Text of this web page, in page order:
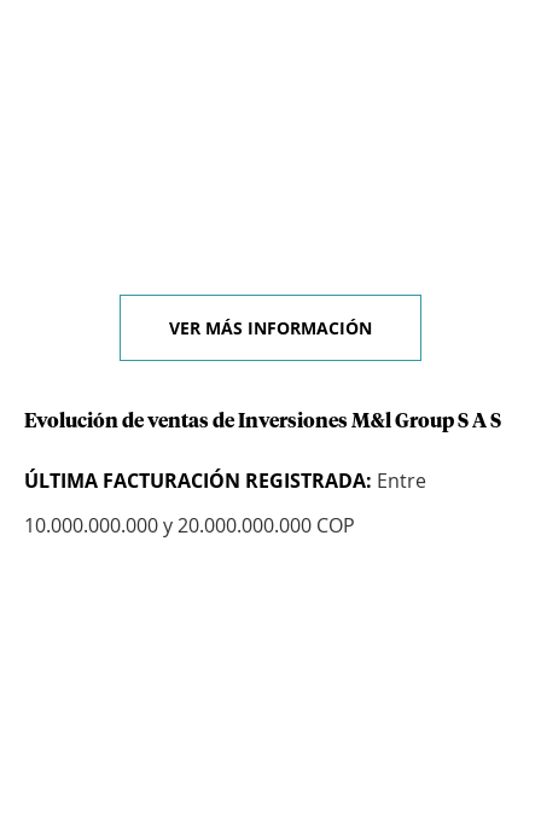
VER MÁS INFORMACIÓN
Evolución de ventas de Inversiones M&l Group S A S
ÚLTIMA FACTURACIÓN REGISTRADA: Entre
10.000.000.000 y 20.000.000.000 COP